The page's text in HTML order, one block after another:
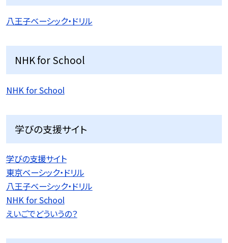
八王子ベーシック・ドリル
NHK for School
NHK for School
学びの支援サイト
学びの支援サイト
東京ベーシック・ドリル
八王子ベーシック・ドリル
NHK for School
えいごでどういうの？